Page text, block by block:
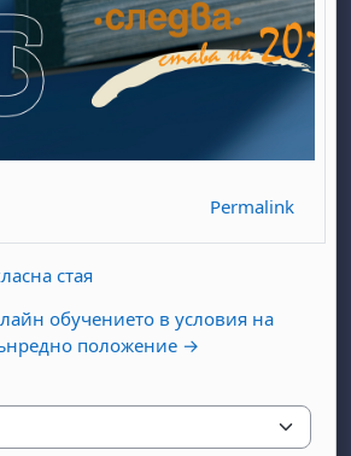
Permalink
стая
обучението в условия на
положение →